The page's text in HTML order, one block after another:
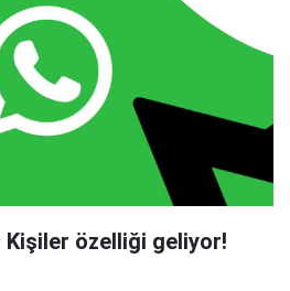
Kişiler özelliği geliyor!